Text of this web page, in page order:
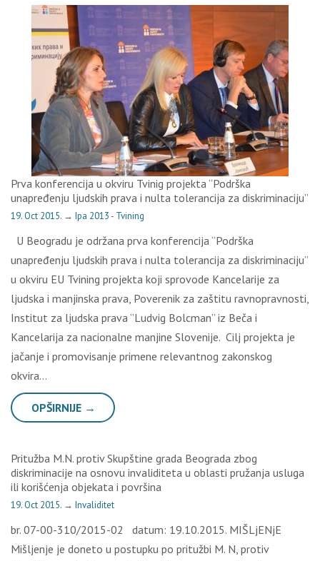
Prva konferencija u okviru Tvinig projekta “Podrška
unapređenju ljudskih prava i nulta tolerancija za diskriminaciju”
19. Oct 2015. → Ipa 2013 - Tvining
U Beogradu je održana prva konferencija “Podrška
unapređenju ljudskih prava i nulta tolerancija za diskriminaciju”
u okviru EU Tvining projekta koji sprovode Kancelarije za
ljudska i manjinska prava, Poverenik za zaštitu ravnopravnosti,
Institut za ljudska prava ”Ludvig Bolcman” iz Beča i
Kancelarija za nacionalne manjine Slovenije. Cilj projekta je
jačanje i promovisanje primene relevantnog zakonskog
okvira…
OPŠIRNIJE →
Pritužba M.N. protiv Skupštine grada Beograda zbog
diskriminacije na osnovu invaliditeta u oblasti pružanja usluga
ili korišćenja objekata i površina
19. Oct 2015. → Invaliditet
br. 07-00-310/2015-02 datum: 19.10.2015. MIŠLjENjE
Mišljenje je doneto u postupku po pritužbi M. N, protiv